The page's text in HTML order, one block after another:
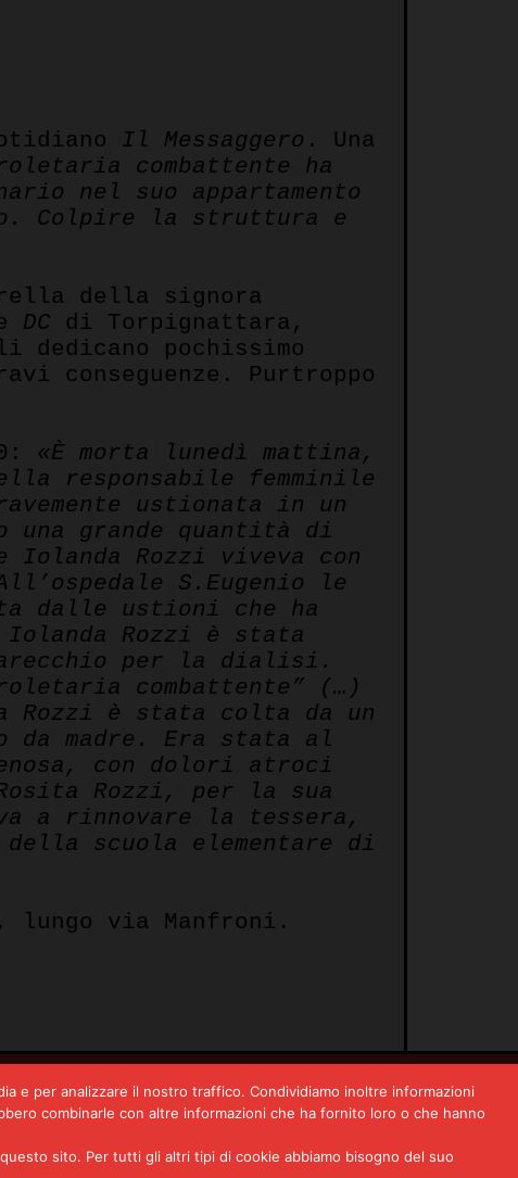
Il Messaggero . Una
combattente ha
nel suo appartamento
Colpire la struttura e
della signora
DC di Torpignattara,
pochissimo
conseguenze. Purtroppo
«È morta lunedì mattina,
responsabile femminile
ustionata in un
grande quantità di
Iolanda Rozzi viveva con
S.Eugenio le
dalle ustioni che ha
Rozzi è stata
per la dialisi.
combattente” (…)
Rozzi è stata colta da un
da madre. Era stata al
con dolori atroci
Rozzi, per la sua
a rinnovare la tessera,
scuola elementare di
via Manfroni.
Prima linea e altre
e per analizzare il nostro traffico. Condividiamo inoltre informazioni
combinarle con altre informazioni che ha fornito loro o che hanno
sito. Per tutti gli altri tipi di cookie abbiamo bisogno del suo